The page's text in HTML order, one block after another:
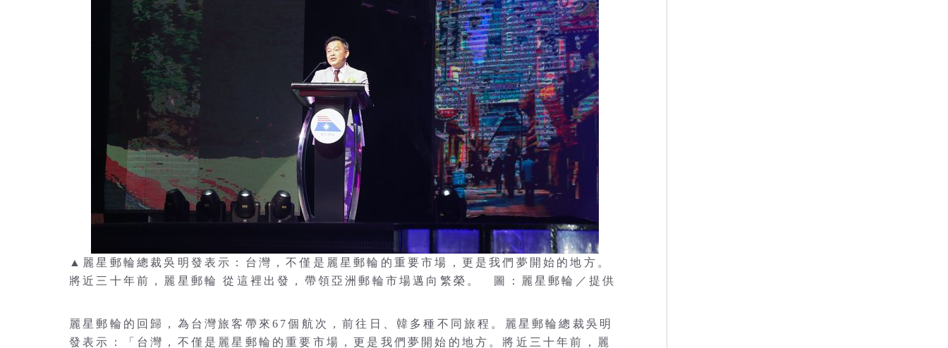
▲麗星郵輪總裁吳明發表示：台灣，不僅是麗星郵輪的重要市場，更是我們夢開始的地方。
將近三十年前，麗星郵輪 從這裡出發，帶領亞洲郵輪市場邁向繁榮。 圖：麗星郵輪／提供
麗星郵輪的回歸，為台灣旅客帶來67個航次，前往日、韓多種不同旅程。麗星郵輪總裁吳明
發表示：「台灣，不僅是麗星郵輪的重要市場，更是我們夢開始的地方。將近三十年前，麗